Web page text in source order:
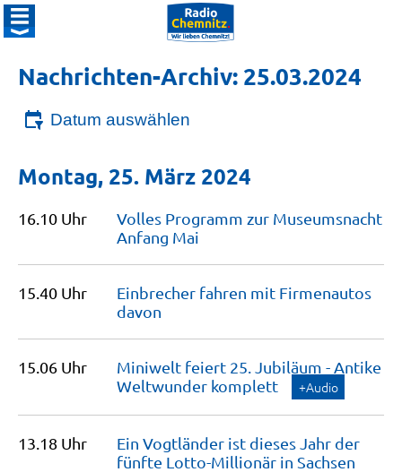
Nachrichten-Archiv: 25.03.2024
Datum auswählen
Montag, 25. März 2024
16.10 Uhr
Volles Programm zur Museumsnacht
Anfang Mai
15.40 Uhr
Einbrecher fahren mit Firmenautos
davon
15.06 Uhr
Miniwelt feiert 25. Jubiläum - Antike
Weltwunder komplett +Audio
13.18 Uhr
Ein Vogtländer ist dieses Jahr der
fünfte Lotto-Millionär in Sachsen